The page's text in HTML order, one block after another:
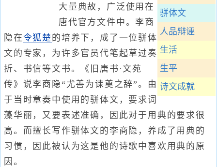
骈体文
人品辩诬
生活
生平
诗文成就
大量典故，广泛使用在
唐代官方文件中。李商
隐在 令狐楚 的培养下，成了一位骈体
文的专家，为许多官员代笔起草过奏
折、书信等文书。《旧唐书·文苑
传》说李商隐“尤善为诔奠之辞”。由
于当时章奏中使用的骈体文，要求词
藻华丽，又要表述准确，因此对于用典的要求很
高。而擅长写作骈体文的李商隐，养成了用典的
习惯，因此被认为这是他的诗歌中喜欢用典的原
因。